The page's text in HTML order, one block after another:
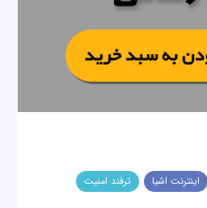
اینترنت اشیا ترفند امنیت